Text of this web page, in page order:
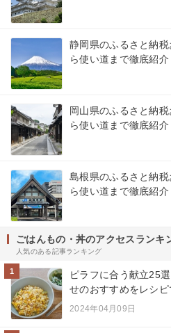
静岡県のふるさと納
ら使い道まで徹底紹介
岡山県のふるさと納
ら使い道まで徹底紹介
島根県のふるさと納
ら使い道まで徹底紹介
ごはんもの・丼のアクセスランキ
人気のある記事ランキング
1
ピラフに合う献立25
せのおすすめをレシピ
2024年04月09日